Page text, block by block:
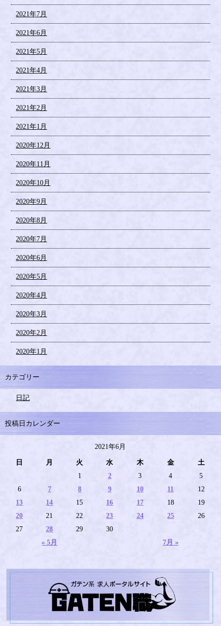
2021年7月
2021年6月
2021年5月
2021年4月
2021年3月
2021年2月
2021年1月
2020年12月
2020年11月
2020年10月
2020年9月
2020年8月
2020年7月
2020年6月
2020年5月
2020年4月
2020年3月
2020年2月
2020年1月
カテゴリー
日記
投稿日カレンダー
2021年6月
日 月 火 水 木 金 土
« 5月 7月 »
1 2 3 4
5
6
7 8 9 10 11
12
13
14 15 16 17 18
19
20
21 22 23 24 25
26
27
28 29 30